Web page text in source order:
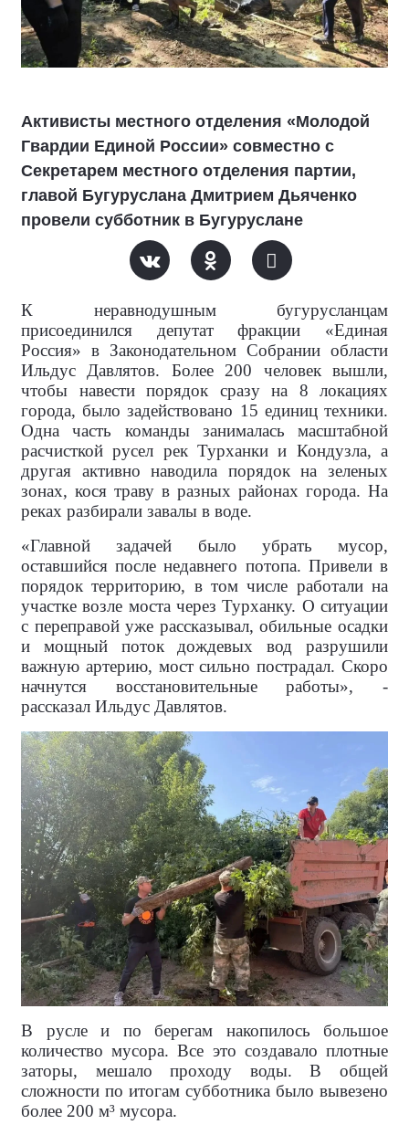
Активисты местного отделения «Молодой
Гвардии Единой России» совместно с
Секретарем местного отделения партии,
главой Бугуруслана Дмитрием Дьяченко
провели субботник в Бугуруслане
К неравнодушным бугурусланцам
присоединился депутат фракции «Единая
Россия» в Законодательном Собрании области
Ильдус Давлятов. Более 200 человек вышли,
чтобы навести порядок сразу на 8 локациях
города, было задействовано 15 единиц техники.
Одна часть команды занималась масштабной
расчисткой русел рек Турханки и Кондузла, а
другая активно наводила порядок на зеленых
зонах, кося траву в разных районах города. На
реках разбирали завалы в воде.
«Главной задачей было убрать мусор,
оставшийся после недавнего потопа. Привели в
порядок территорию, в том числе работали на
участке возле моста через Турханку. О ситуации
с переправой уже рассказывал, обильные осадки
и мощный поток дождевых вод разрушили
важную артерию, мост сильно пострадал. Скоро
начнутся восстановительные работы», -
рассказал Ильдус Давлятов.
В русле и по берегам накопилось большое
количество мусора. Все это создавало плотные
заторы, мешало проходу воды. В общей
сложности по итогам субботника было вывезено
более 200 м³ мусора.